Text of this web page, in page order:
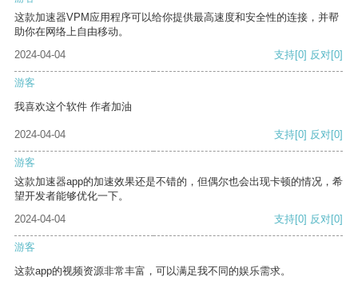
这款加速器VPM应用程序可以给你提供最高速度和安全性的连接，并帮
助你在网络上自由移动。
2024-04-04
支持[0] 反对[0]
游客
我喜欢这个软件 作者加油
2024-04-04 支持[0] 反对[0]
游客
这款加速器app的加速效果还是不错的，但偶尔也会出现卡顿的情况，希
望开发者能够优化一下。
2024-04-04
支持[0] 反对[0]
游客
这款app的视频资源非常丰富，可以满足我不同的娱乐需求。